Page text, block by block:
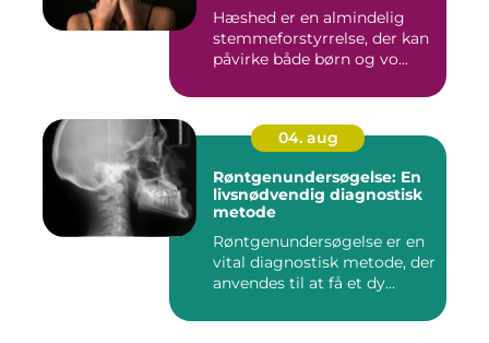
Hæshed er en almindelig
stemmeforstyrrelse, der kan
påvirke både børn og vo...
04. aug
Røntgenundersøgelse: En
livsnødvendig diagnostisk
metode
Røntgenundersøgelse er en
vital diagnostisk metode, der
anvendes til at få et dy...